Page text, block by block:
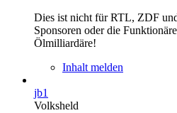
Dies ist nicht für RTL, ZDF
Sponsoren oder die
Ölmilliardäre!
Inhalt melden
jb1
Volksheld